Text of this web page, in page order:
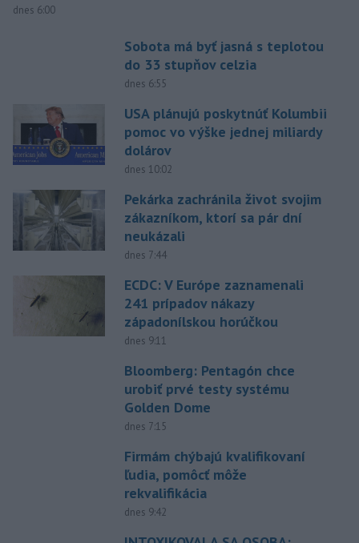
dnes 6:00
Sobota má byť jasná s teplotou
do 33 stupňov celzia
dnes 6:55
USA plánujú poskytnúť Kolumbii
pomoc vo výške jednej miliardy
dolárov
dnes 10:02
Pekárka zachránila život svojim
zákazníkom, ktorí sa pár dní
neukázali
dnes 7:44
ECDC: V Európe zaznamenali
241 prípadov nákazy
západonílskou horúčkou
dnes 9:11
Bloomberg: Pentagón chce
urobiť prvé testy systému
Golden Dome
dnes 7:15
Firmám chýbajú kvalifikovaní
ľudia, pomôcť môže
rekvalifikácia
dnes 9:42